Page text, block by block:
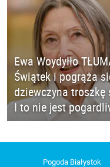
Ewa Woydyłło
Świątek i pogrąża
dziewczyna
I to nie jest
Pogoda Białystok